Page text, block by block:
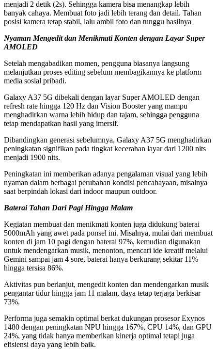
menjadi 2 detik (2s). Sehingga kamera bisa menangkap lebih
banyak cahaya. Membuat foto jadi lebih terang dan detail. Tahan
posisi kamera tetap stabil, lalu ambil foto dan tunggu hasilnya
Nyaman Mengedit dan Menikmati Konten dengan Layar Super
AMOLED
Setelah mengabadikan momen, pengguna biasanya langsung
melanjutkan proses editing sebelum membagikannya ke platform
media sosial pribadi.
Galaxy A37 5G dibekali dengan layar Super AMOLED dengan
refresh rate hingga 120 Hz dan Vision Booster yang mampu
menghadirkan warna lebih hidup dan tajam, sehingga pengguna
tetap mendapatkan hasil yang imersif.
Dibandingkan generasi sebelumnya, Galaxy A37 5G menghadirkan
peningkatan signifikan pada tingkat kecerahan layar dari 1200 nits
menjadi 1900 nits.
Peningkatan ini memberikan adanya pengalaman visual yang lebih
nyaman dalam berbagai perubahan kondisi pencahayaan, misalnya
saat berpindah lokasi dari indoor maupun outdoor.
Baterai Tahan Dari Pagi Hingga Malam
Kegiatan membuat dan menikmati konten juga didukung baterai
5000mAh yang awet pada ponsel ini. Misalnya, mulai dari membuat
konten di jam 10 pagi dengan baterai 97%, kemudian digunakan
untuk mendengarkan musik, menonton, mencari ide kreatif melalui
Gemini sampai jam 4 sore, baterai hanya berkurang sekitar 11%
hingga tersisa 86%.
Aktivitas pun berlanjut, mengedit konten dan mendengarkan musik
pengantar tidur hingga jam 11 malam, daya tetap terjaga berkisar
73%.
Performa juga semakin optimal berkat dukungan prosesor Exynos
1480 dengan peningkatan NPU hingga 167%, CPU 14%, dan GPU
24%, yang tidak hanya memberikan kinerja optimal tetapi juga
efisiensi daya yang lebih baik.